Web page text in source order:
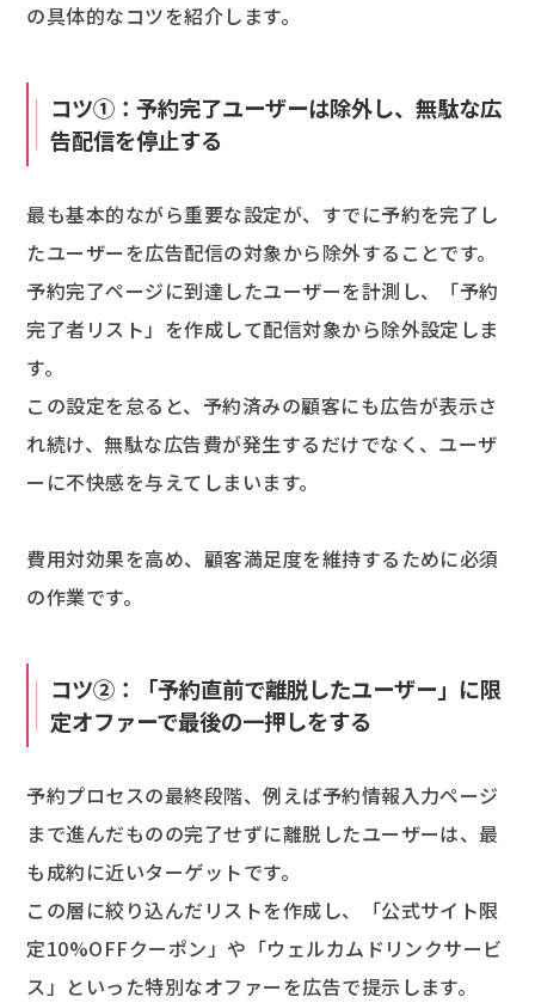
の具体的なコツを紹介します。
コツ①：予約完了ユーザーは除外し、無駄な広
告配信を停止する
最も基本的ながら重要な設定が、すでに予約を完了し
たユーザーを広告配信の対象から除外することです。
予約完了ページに到達したユーザーを計測し、「予約
完了者リスト」を作成して配信対象から除外設定しま
す。
この設定を怠ると、予約済みの顧客にも広告が表示さ
れ続け、無駄な広告費が発生するだけでなく、ユーザ
ーに不快感を与えてしまいます。
費用対効果を高め、顧客満足度を維持するために必須
の作業です。
コツ②：「予約直前で離脱したユーザー」に限
定オファーで最後の一押しをする
予約プロセスの最終段階、例えば予約情報入力ページ
まで進んだものの完了せずに離脱したユーザーは、最
も成約に近いターゲットです。
この層に絞り込んだリストを作成し、「公式サイト限
定10%OFFクーポン」や「ウェルカムドリンクサービ
ス」といった特別なオファーを広告で提示します。